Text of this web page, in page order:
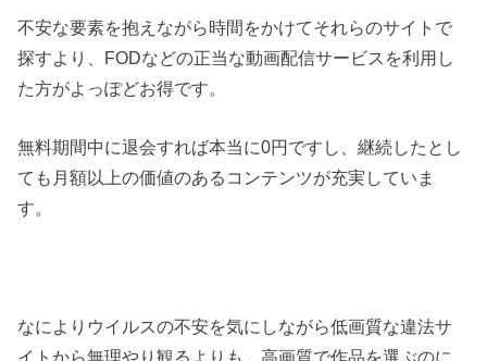
不安な要素を抱えながら時間をかけてそれらのサイトで
探すより、FODなどの正当な動画配信サービスを利用し
た方がよっぽどお得です。
無料期間中に退会すれば本当に0円ですし、継続したとし
ても月額以上の価値のあるコンテンツが充実していま
す。
なによりウイルスの不安を気にしながら低画質な違法サ
イトから無理やり観るよりも、高画質で作品を選ぶのに